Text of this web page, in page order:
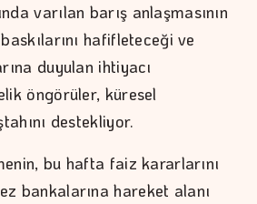
varılan barış anlaşmasının
hafifleteceği ve
duyulan ihtiyacı
öngörüler, küresel
destekliyor.
bu hafta faiz kararlarını
bankalarına hareket alanı